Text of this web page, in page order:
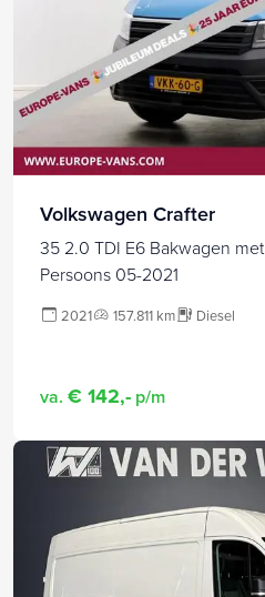
Volkswagen Crafter
35 2.0 TDI E6 Bakwagen
Persoons 05-2021
2021 157.811 km Diesel
va. € 142,- p/m